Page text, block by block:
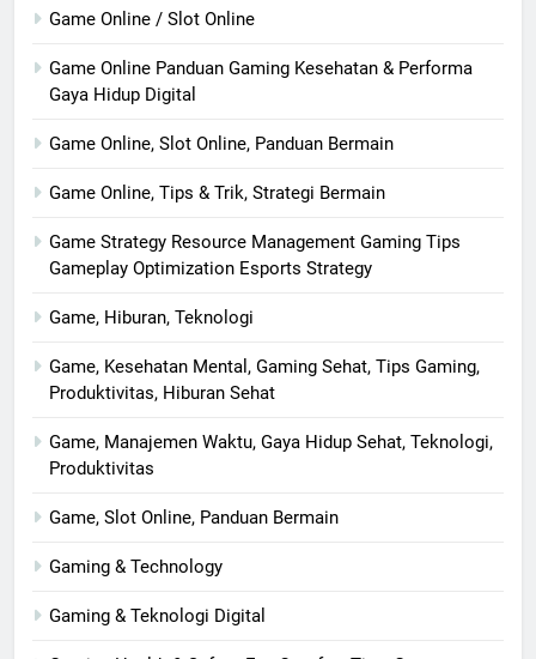
Game Online / Slot Online
Game Online Panduan Gaming Kesehatan & Performa
Gaya Hidup Digital
Game Online, Slot Online, Panduan Bermain
Game Online, Tips & Trik, Strategi Bermain
Game Strategy Resource Management Gaming Tips
Gameplay Optimization Esports Strategy
Game, Hiburan, Teknologi
Game, Kesehatan Mental, Gaming Sehat, Tips Gaming,
Produktivitas, Hiburan Sehat
Game, Manajemen Waktu, Gaya Hidup Sehat, Teknologi,
Produktivitas
Game, Slot Online, Panduan Bermain
Gaming & Technology
Gaming & Teknologi Digital